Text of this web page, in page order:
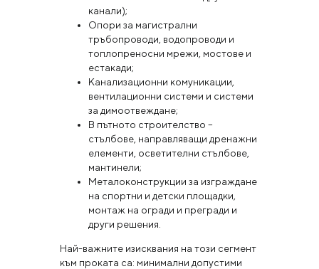
канали);
Опори за магистрални
тръбопроводи, водопроводи и
топлопреносни мрежи, мостове и
естакади;
Канализационни комуникации,
вентилационни системи и системи
за димоотвеждане;
В пътното строителство –
стълбове, направляващи дренажни
елементи, осветителни стълбове,
мантинели;
Металоконструкции за изграждане
на спортни и детски площадки,
монтаж на огради и прегради и
други решения.
Най-важните изисквания на този сегмент
към проката са: минимални допустими